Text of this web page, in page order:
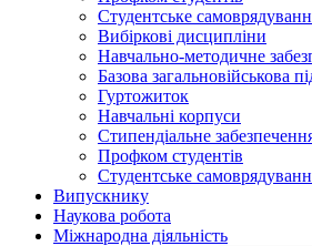
Студентське
Вибіркові дисципліни
Навчально-методичне
Базова загальновійськова
Гуртожиток
Навчальні корпуси
Стипендіальне
Профком студентів
Студентське
Випускнику
Наукова робота
Міжнародна діяльність